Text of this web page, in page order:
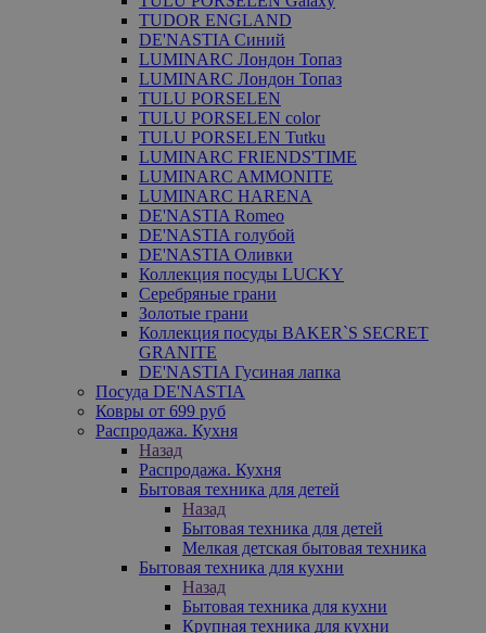
TUDOR ENGLAND
DE'NASTIA Синий
LUMINARC Лондон Топаз
LUMINARC Лондон Топаз
TULU PORSELEN
TULU PORSELEN color
TULU PORSELEN Tutku
LUMINARC FRIENDS'TIME
LUMINARC AMMONITE
LUMINARC HARENA
DE'NASTIA Romeo
DE'NASTIA голубой
DE'NASTIA Оливки
Коллекция посуды LUCKY
Серебряные грани
Золотые грани
Коллекция посуды BAKER`S SECRET
GRANITE
DE'NASTIA Гусиная лапка
Посуда DE'NASTIA
Ковры от 699 руб
Распродажа. Кухня
Назад
Распродажа. Кухня
Бытовая техника для детей
Назад
Бытовая техника для детей
Мелкая детская бытовая техника
Бытовая техника для кухни
Назад
Бытовая техника для кухни
Крупная техника для кухни